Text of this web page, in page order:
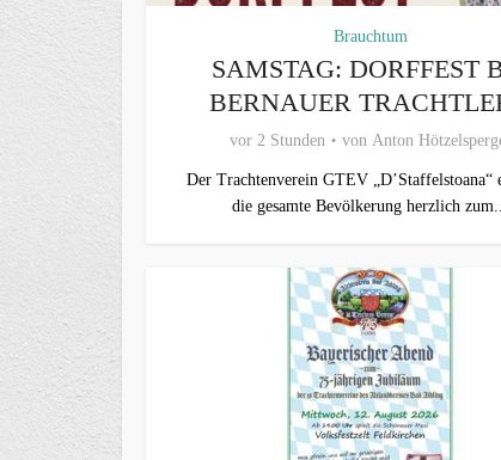
Brauchtum
SAMSTAG: DORFFEST
BERNAUER
vor 2 Stunden von Anton
Der Trachtenverein GTEV „D’Staffelstoana“
die gesamte Bevölkerung herzlich